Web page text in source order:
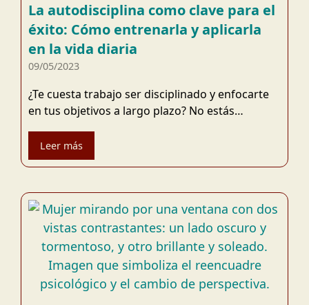
La autodisciplina como clave para el
éxito: Cómo entrenarla y aplicarla
en la vida diaria
09/05/2023
¿Te cuesta trabajo ser disciplinado y enfocarte
en tus objetivos a largo plazo? No estás…
Leer más